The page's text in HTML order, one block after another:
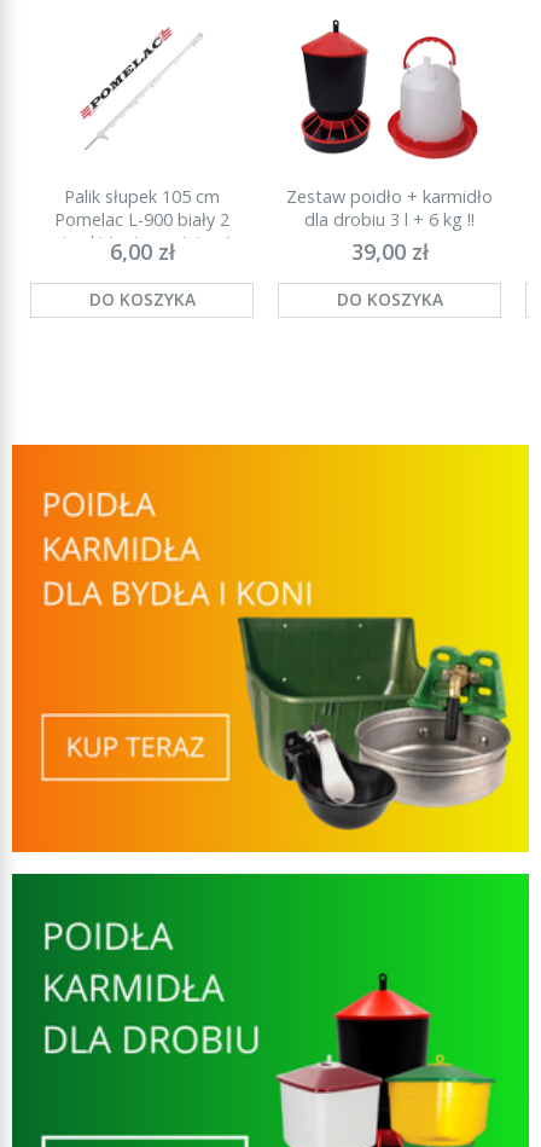
Palik słupek 105 cm
Pomelac L-900 biały 2
stopki (najmocniejszy)
6,00 zł
DO KOSZYKA
Zestaw poidło + karmidło
dla drobiu 3 l + 6 kg !!
39,00 zł
DO KOSZYKA